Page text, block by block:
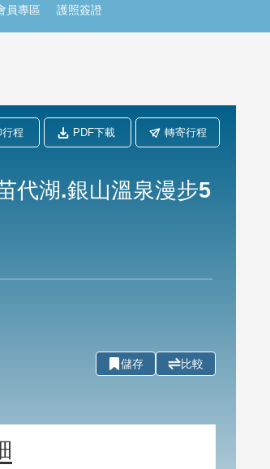
員專區 護照簽證
程 PDF下載 轉寄行程
代湖.銀山溫泉漫步5
儲存 比較